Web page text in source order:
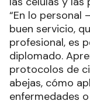
“En lo personal
buen servicio,
profesional, es
diplomado.
protocolos de
abejas, cómo
enfermedades